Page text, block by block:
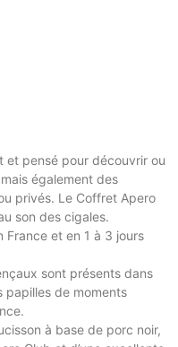
et pensé pour découvrir ou
également des
privés. Le Coffret Apero
son des cigales.
et en 1 à 3 jours
sont présents dans
papilles de moments
à base de porc noir,